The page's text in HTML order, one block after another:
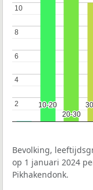
10-20
10-20
20-30
20-30
2
2
4
4
6
6
8
8
10
10
Bevolking,
op 1 januari 2024
Pikhakendonk.